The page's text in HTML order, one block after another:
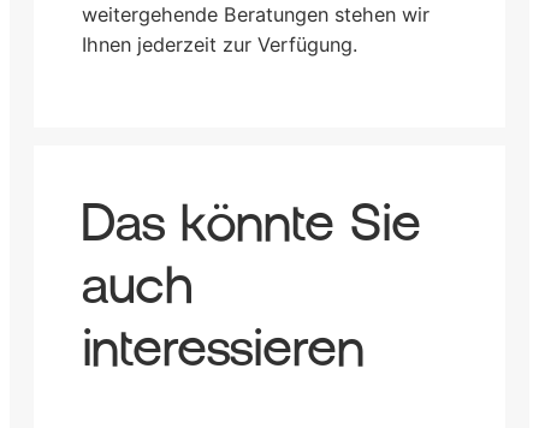
weitergehende Beratungen stehen wir
Ihnen jederzeit zur Verfügung.
Das könnte Sie
auch
interessieren